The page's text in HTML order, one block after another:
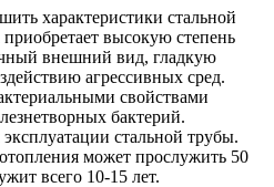
характеристики стальной
высокую степень
внешний вид, гладкую
агрессивных сред.
свойствами
бактерий.
стальной трубы.
может прослужить 50
всего 10-15 лет.